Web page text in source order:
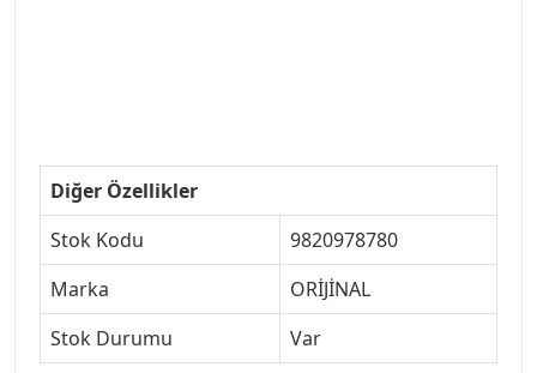
Diğer Özellikler
Stok Kodu
9820978780
Marka
ORİJİNAL
Stok Durumu
Var